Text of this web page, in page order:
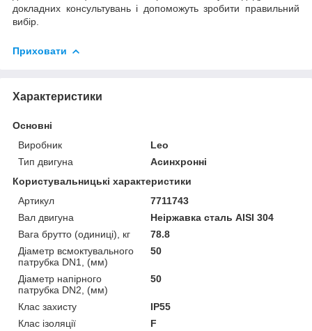
докладних консультувань і допоможуть зробити правильний
вибір.
Приховати
Характеристики
Основні
Виробник
Leo
Тип двигуна
Асинхронні
Користувальницькі характеристики
Артикул
7711743
Вал двигуна
Неіржавка сталь AISI 304
Вага брутто (одиниці), кг
78.8
Діаметр всмоктувального
патрубка DN1, (мм)
50
Діаметр напірного
патрубка DN2, (мм)
50
Клас захисту
IP55
Клас ізоляції
F